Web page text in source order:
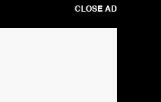
CLOSE AD